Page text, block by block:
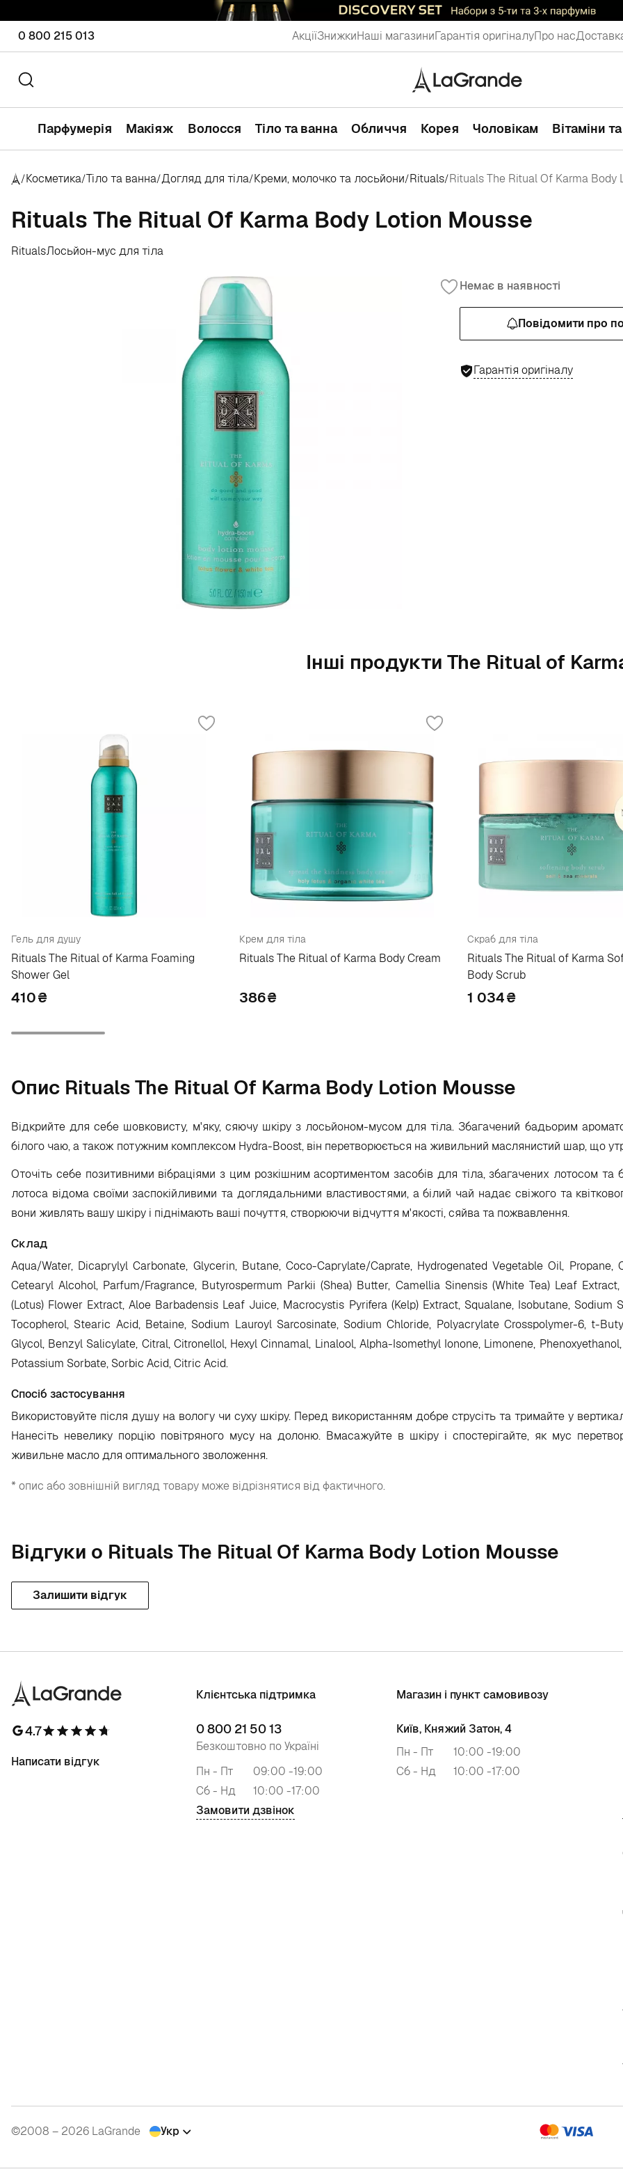
0 800 215 013 АкціїЗнижкиНаші магазиниГарантія оригіналуПро нас
Парфумерія Макіяж Волосся Тіло та ванна Обличчя Корея Чоловікам Вітаміни
/Косметика/Тіло та ванна/Догляд для тіла/Креми, молочко та лосьйони/Rituals/Rituals The Ritual Of Karma Body
Rituals The Ritual Of Karma Body Lotion Mousse
RitualsЛосьйон-мус для тіла
Немає в наявності
Повідомити про
Гарантія оригіналу
Інші продукти The Ritual of
Гель для душу
Rituals The Ritual of Karma Foaming
Shower Gel
410₴
Крем для тіла
Rituals The Ritual of Karma Body Cream
386₴
Скраб для тіла
Rituals The Ritual of Karma
Body Scrub
1 034₴
Опис Rituals The Ritual Of Karma Body Lotion Mousse
Відкрийте для себе шовковисту, м'яку, сяючу шкіру з лосьйоном-мусом для тіла. Збагачений бадьорим
білого чаю, а також потужним комплексом Hydra-Boost, він перетворюється на живильний маслянистий шар, що
Оточіть себе позитивними вібраціями з цим розкішним асортиментом засобів для тіла, збагачених лотосом та
лотоса відома своїми заспокійливими та доглядальними властивостями, а білий чай надає свіжого та
вони живлять вашу шкіру і піднімають ваші почуття, створюючи відчуття м'якості, сяйва та пожвавлення.
Склад
Aqua/Water, Dicaprylyl Carbonate, Glycerin, Butane, Coco-Caprylate/Caprate, Hydrogenated Vegetable Oil, Propane,
Cetearyl Alcohol, Parfum/Fragrance, Butyrospermum Parkii (Shea) Butter, Camellia Sinensis (White Tea) Leaf
(Lotus) Flower Extract, Aloe Barbadensis Leaf Juice, Macrocystis Pyrifera (Kelp) Extract, Squalane, Isobutane, Sodium
Tocopherol, Stearic Acid, Betaine, Sodium Lauroyl Sarcosinate, Sodium Chloride, Polyacrylate Crosspolymer-6, t-
Glycol, Benzyl Salicylate, Citral, Citronellol, Hexyl Cinnamal, Linalool, Alpha-Isomethyl Ionone, Limonene,
Potassium Sorbate, Sorbic Acid, Citric Acid.
Спосіб застосування
Використовуйте після душу на вологу чи суху шкіру. Перед використанням добре струсіть та тримайте у
Нанесіть невелику порцію повітряного мусу на долоню. Вмасажуйте в шкіру і спостерігайте, як мус
живильне масло для оптимального зволоження.
* опис або зовнішній вигляд товару може відрізнятися від фактичного.
Відгуки о Rituals The Ritual Of Karma Body Lotion Mousse
Залишити відгук
4.7
Написати відгук
Клієнтська підтримка
0 800 21 50 13
Безкоштовно по Україні
Пн - Пт
09:00 -19:00
Сб - Нд
10:00 -17:00
Замовити дзвінок
Магазин і пункт самовивозу
Київ, Княжий Затон, 4
Пн - Пт
10:00 -19:00
Сб - Нд
10:00 -17:00
©2008 – 2026 LaGrande Укр